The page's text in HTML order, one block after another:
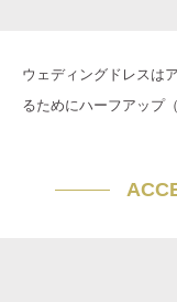
ウェディングドレスは
るためにハーフアップ